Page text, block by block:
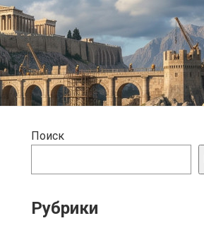
Поиск
Рубрики